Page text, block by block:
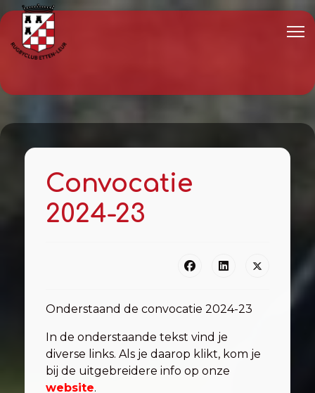
Convocatie
2024-23
Onderstaand de convocatie 2024-23
In de onderstaande tekst vind je
diverse links. Als je daarop klikt, kom je
bij de uitgebreidere info op onze
website.